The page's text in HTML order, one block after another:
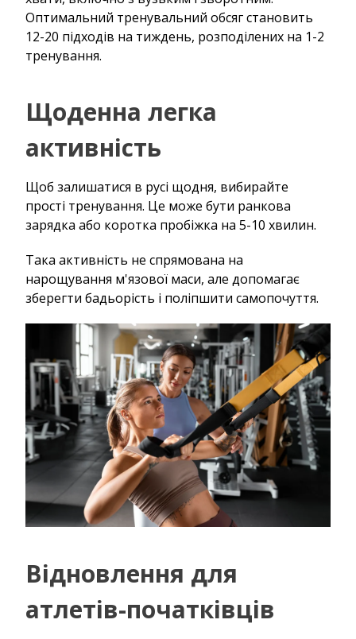
Оптимальний тренувальний обсяг становить
12-20 підходів на тиждень, розподілених на 1-2
тренування.
Щоденна легка
активність
Щоб залишатися в русі щодня, вибирайте
прості тренування. Це може бути ранкова
зарядка або коротка пробіжка на 5-10 хвилин.
Така активність не спрямована на
нарощування м'язової маси, але допомагає
зберегти бадьорість і поліпшити самопочуття.
Відновлення для
атлетів-початківців